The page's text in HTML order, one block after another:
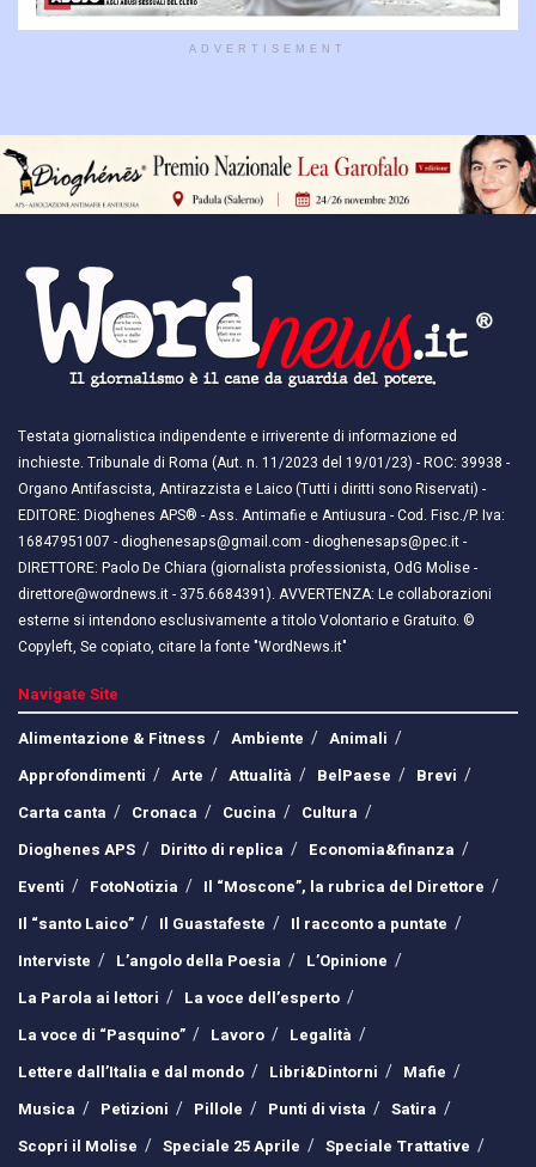
ADVERTISEMENT
Testata giornalistica indipendente e irriverente di informazione ed
inchieste. Tribunale di Roma (Aut. n. 11/2023 del 19/01/23) - ROC: 39938 -
Organo Antifascista, Antirazzista e Laico (Tutti i diritti sono Riservati) -
EDITORE: Dioghenes APS® - Ass. Antimafie e Antiusura - Cod. Fisc./P. Iva:
16847951007 - dioghenesaps@gmail.com - dioghenesaps@pec.it - ​​
DIRETTORE: Paolo De Chiara (giornalista professionista, OdG Molise -
direttore@wordnews.it - ​​375.6684391). AVVERTENZA: Le collaborazioni
esterne si intendono esclusivamente a titolo Volontario e Gratuito. ©
Copyleft, Se copiato, citare la fonte "WordNews.it"
Navigate Site
Alimentazione & Fitness
Ambiente
Animali
Approfondimenti
Arte Attualità BelPaese
Brevi
Carta canta
Cronaca Cucina
Cultura
Dioghenes APS
Diritto di replica
Economia&finanza
Eventi
FotoNotizia
Il “Moscone”, la rubrica del Direttore
Il “santo Laico”
Il Guastafeste
Il racconto a puntate
Interviste
L’angolo della Poesia
L’Opinione
La Parola ai lettori
La voce dell’esperto
La voce di “Pasquino”
Lavoro
Legalità
Lettere dall’Italia e dal mondo
Libri&Dintorni
Mafie
Musica
Petizioni Pillole Punti di vista
Satira
Scopri il Molise
Speciale 25 Aprile Speciale Trattative